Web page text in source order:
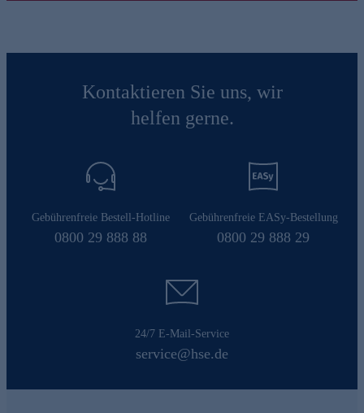
Kontaktieren Sie uns, wir
helfen gerne.
Gebührenfreie Bestell-Hotline
0800 29 888 88
Gebührenfreie EASy-Bestellung
0800 29 888 29
24/7 E-Mail-Service
service@hse.de